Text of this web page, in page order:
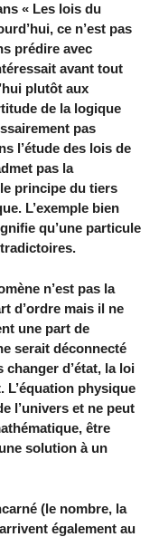
« Les lois du
ce n’est pas
prédire avec
avant tout
plutôt aux
de la logique
pas
l’étude des lois de
pas la
principe du tiers
L’exemple bien
qu’une particule
n’est pas la
d’ordre mais il ne
une part de
serait déconnecté
changer d’état, la loi
L’équation physique
l’univers et ne peut
être
solution à un
(le nombre, la
également au